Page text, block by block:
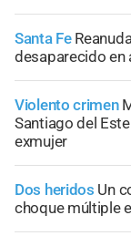
Santa Fe
desaparecido en
Violento crimen
Santiago del
exmujer
Dos heridos Un
choque múltiple